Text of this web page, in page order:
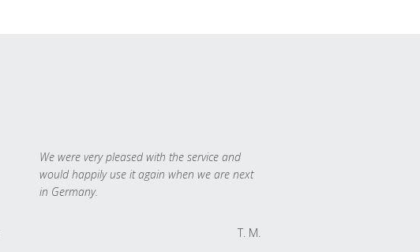
We were very pleased with the service and
would happily use it again when we are next
in Germany.
T. M.